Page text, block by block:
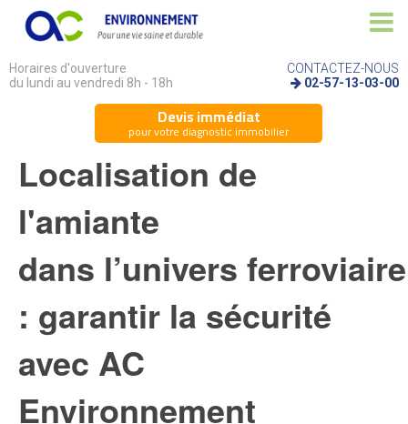
Horaires d'ouverture
du lundi au vendredi 8h - 18h
CONTACTEZ-NOUS
02-57-13-03-00
Devis immédiat
pour votre diagnostic immobilier
Localisation de
l'amiante
dans l’univers ferroviaire
: garantir la sécurité
avec AC
Environnement